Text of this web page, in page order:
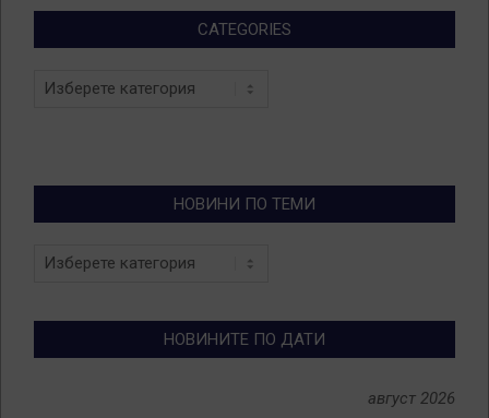
CATEGORIES
Categories
НОВИНИ ПО ТЕМИ
Новини
НОВИНИТЕ ПО ДАТИ
август 2026